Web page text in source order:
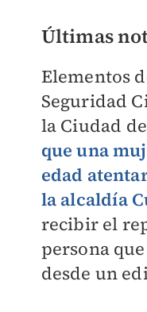
Últimas
Elementos
Seguridad
la Ciudad
que una
edad
la alcaldía
recibir el
persona
desde un